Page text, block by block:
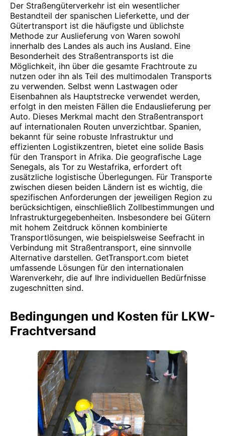
Der Straßengüterverkehr ist ein wesentlicher
Bestandteil der spanischen Lieferkette, und der
Gütertransport ist die häufigste und üblichste
Methode zur Auslieferung von Waren sowohl
innerhalb des Landes als auch ins Ausland. Eine
Besonderheit des Straßentransports ist die
Möglichkeit, ihn über die gesamte Frachtroute zu
nutzen oder ihn als Teil des multimodalen Transports
zu verwenden. Selbst wenn Lastwagen oder
Eisenbahnen als Hauptstrecke verwendet werden,
erfolgt in den meisten Fällen die Endauslieferung per
Auto. Dieses Merkmal macht den Straßentransport
auf internationalen Routen unverzichtbar. Spanien,
bekannt für seine robuste Infrastruktur und
effizienten Logistikzentren, bietet eine solide Basis
für den Transport in Afrika. Die geografische Lage
Senegals, als Tor zu Westafrika, erfordert oft
zusätzliche logistische Überlegungen. Für Transporte
zwischen diesen beiden Ländern ist es wichtig, die
spezifischen Anforderungen der jeweiligen Region zu
berücksichtigen, einschließlich Zollbestimmungen und
Infrastrukturgegebenheiten. Insbesondere bei Gütern
mit hohem Zeitdruck können kombinierte
Transportlösungen, wie beispielsweise Seefracht in
Verbindung mit Straßentransport, eine sinnvolle
Alternative darstellen. GetTransport.com bietet
umfassende Lösungen für den internationalen
Warenverkehr, die auf Ihre individuellen Bedürfnisse
zugeschnitten sind.
Bedingungen und Kosten für LKW-
Frachtversand